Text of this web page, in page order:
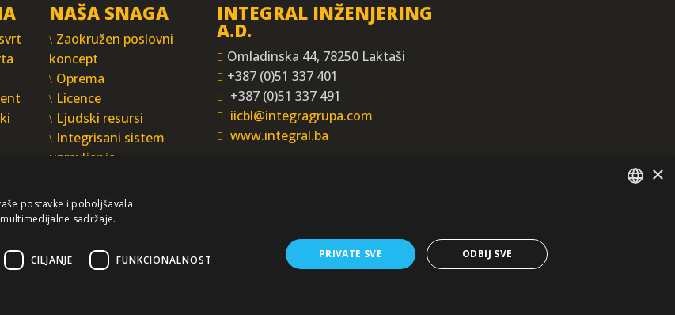
NAŠA SNAGA
Zaokružen poslovni
koncept
Oprema
Licence
Ljudski resursi
Integrisani sistem
upravljanja
INTEGRAL INŽENJERING
A.D.
Omladinska 44, 78250 Laktaši
+387 (0)51 337 401
+387 (0)51 337 491
iicbl@integragrupa.com
www.integral.ba
sajta služi za istovremeno informisanje poslovne, stručne i opšte javnosti.
sajtu i da ste isključivo i lično odgovorni za vaše izbore, akcije i rezultate – sada i u budućnosti
×
postavke i poboljšavala
sadržaje.
CILJANJE FUNKCIONALNOST PRIVATE SVE ODBIJ SVE